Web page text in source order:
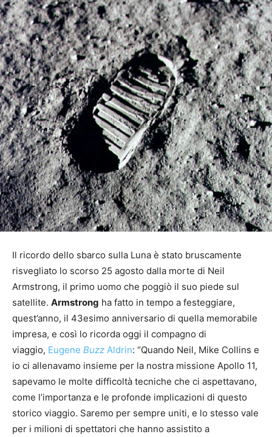
Il ricordo dello sbarco sulla Luna è stato bruscamente
risvegliato lo scorso 25 agosto dalla morte di Neil
Armstrong, il primo uomo che poggiò il suo piede sul
satellite. Armstrong ha fatto in tempo a festeggiare,
quest’anno, il 43esimo anniversario di quella memorabile
impresa, e così lo ricorda oggi il compagno di
viaggio, Eugene Buzz Aldrin: “Quando Neil, Mike Collins e
io ci allenavamo insieme per la nostra missione Apollo 11,
sapevamo le molte difficoltà tecniche che ci aspettavano,
come l’importanza e le profonde implicazioni di questo
storico viaggio. Saremo per sempre uniti, e lo stesso vale
per i milioni di spettatori che hanno assistito a